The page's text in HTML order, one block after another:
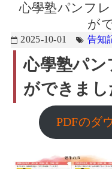
心學塾パンフレ
が
2025-10-01 告知
心學塾パン
ができまし
PDFのダ